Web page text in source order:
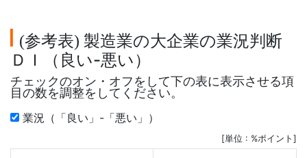
(参考表) 製造業の大企業の業況判断
ＤＩ（良い-悪い）
チェックのオン・オフをして下の表に表示させる項
目の数を調整をしてください。
業況（「良い」-「悪い」）
[単位 : %ポイント]